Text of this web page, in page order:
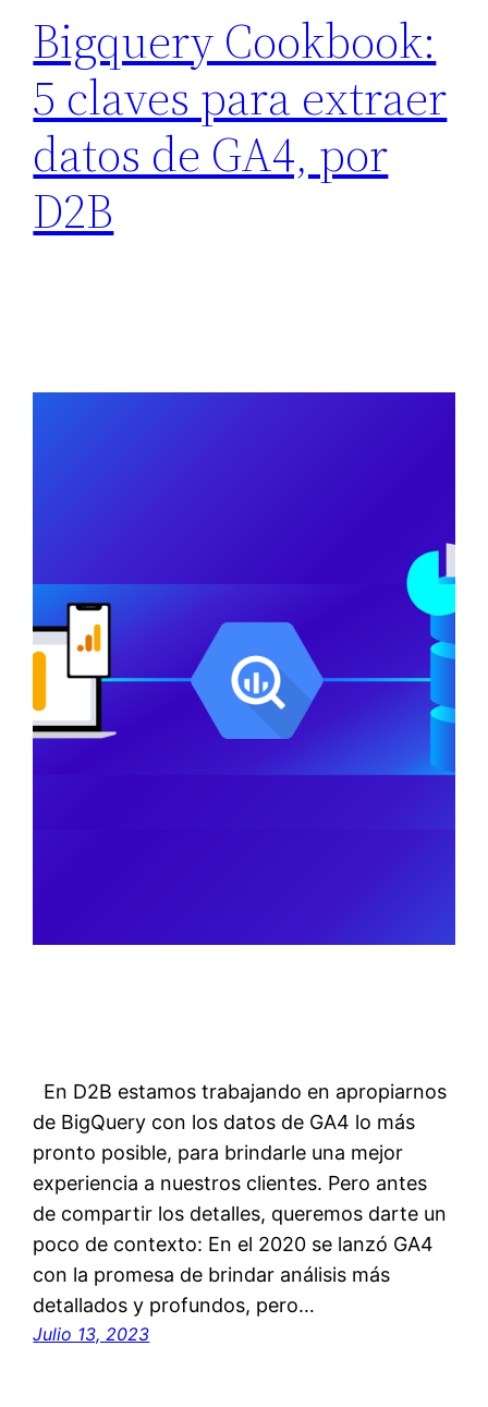
Bigquery Cookbook:
5 claves para extraer
datos de GA4, por
D2B
En D2B estamos trabajando en apropiarnos
de BigQuery con los datos de GA4 lo más
pronto posible, para brindarle una mejor
experiencia a nuestros clientes. Pero antes
de compartir los detalles, queremos darte un
poco de contexto: En el 2020 se lanzó GA4
con la promesa de brindar análisis más
detallados y profundos, pero…
Julio 13, 2023